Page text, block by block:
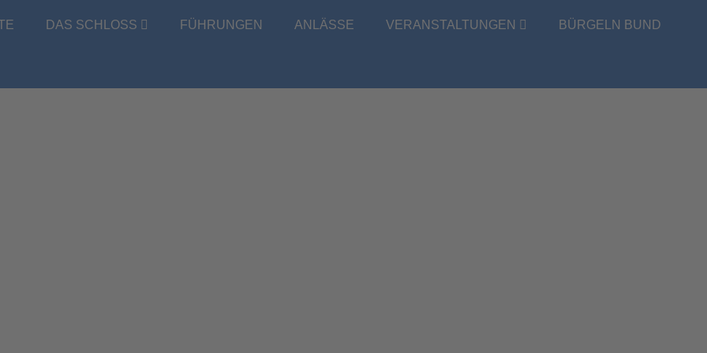
DAS SCHLOSS FÜHRUNGEN ANLÄSSE VERANSTALTUNGEN BÜRGELN BUND